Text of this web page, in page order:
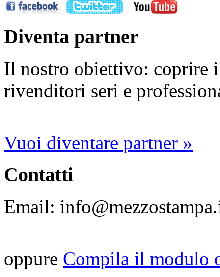
Diventa partner
Il nostro obiettivo: coprire
rivenditori seri e
Vuoi diventare partner »
Contatti
Email:
oppure Compila il modulo